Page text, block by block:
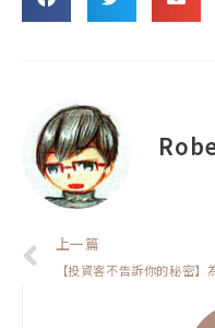
上一頁
上一篇